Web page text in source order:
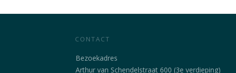
CONTACT
Bezoekadres
Arthur van Schendelstraat 600 (3e verdieping)